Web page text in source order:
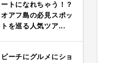
ートになれちゃう！？
オアフ島の必見スポッ
トを巡る人気ツア...
PLAY
ビーチにグルメにショ